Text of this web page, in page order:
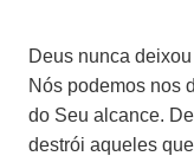
Deus nunca
Nós podemos nos
do Seu alcance.
destrói aqueles